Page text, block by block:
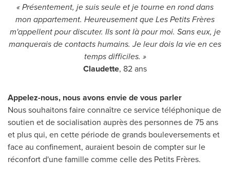
« Présentement, je suis seule et je tourne en rond dans
mon appartement. Heureusement que Les Petits Frères
m'appellent pour discuter. Ils sont là pour moi. Sans eux, je
manquerais de contacts humains. Je leur dois la vie en ces
temps difficiles. »
Claudette, 82 ans
Appelez-nous, nous avons envie de vous parler
Nous souhaitons faire connaître ce service téléphonique de
soutien et de socialisation auprès des personnes de 75 ans
et plus qui, en cette période de grands bouleversements et
face au confinement, auraient besoin de compter sur le
réconfort d'une famille comme celle des Petits Frères.